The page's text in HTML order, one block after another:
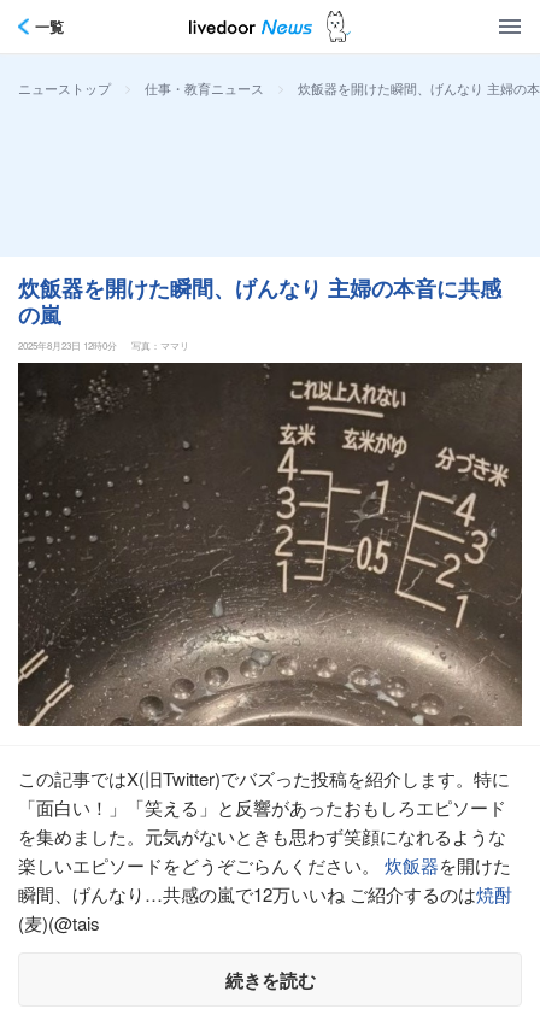
一覧
ニューストップ > 仕事・教育ニュース > 炊飯器を開けた瞬間、げんなり 主婦の
炊飯器を開けた瞬間、げんなり 主婦の本音に共感
の嵐
2025年8月23日 12時0分 写真：ママリ
この記事ではX(旧Twitter)でバズった投稿を紹介します。特に
「面白い！」「笑える」と反響があったおもしろエピソード
を集めました。元気がないときも思わず笑顔になれるような
楽しいエピソードをどうぞごらんください。 炊飯器を開けた
瞬間、げんなり…共感の嵐で12万いいね ご紹介するのは焼酎
(麦)(@tais
続きを読む